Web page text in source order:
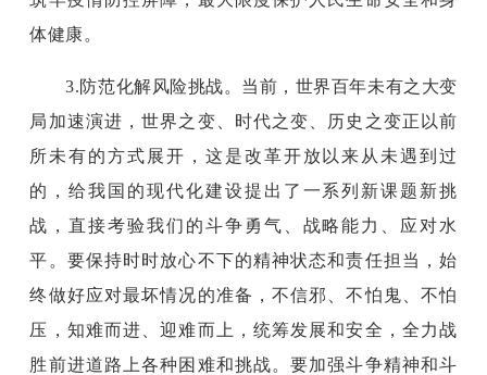
体健康。
3.防范化解风险挑战。当前，世界百年未有之大变
局加速演进，世界之变、时代之变、历史之变正以前
所未有的方式展开，这是改革开放以来从未遇到过
的，给我国的现代化建设提出了一系列新课题新挑
战，直接考验我们的斗争勇气、战略能力、应对水
平。要保持时时放心不下的精神状态和责任担当，始
终做好应对最坏情况的准备，不信邪、不怕鬼、不怕
压，知难而进、迎难而上，统筹发展和安全，全力战
胜前进道路上各种困难和挑战。要加强斗争精神和斗